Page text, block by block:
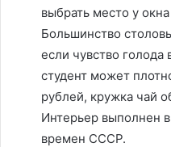
выбрать место у
Большинство
если чувство голода
студент может
рублей, кружка чай
Интерьер выполнен
времен СССР.